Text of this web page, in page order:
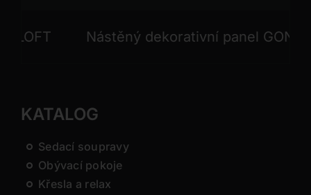
Nástěný dekorativní panel GONG
KATALOG
Sedací soupravy
Obývací pokoje
Křesla a relax